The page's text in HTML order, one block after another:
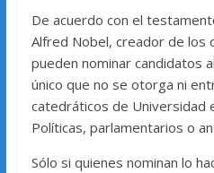
De acuerdo con el
Alfred Nobel, creador de los
pueden nominar candidatos
único que no se otorga ni
catedráticos de Universidad
Políticas, parlamentarios o
Sólo si quienes nominan lo